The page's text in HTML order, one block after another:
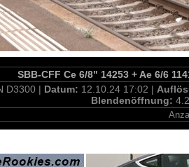
SBB-CFF Ce 6/8" 14253 + Ae 6/6
D3300 | Datum: 12.10.24 17:02 |
Blendenöffnung: